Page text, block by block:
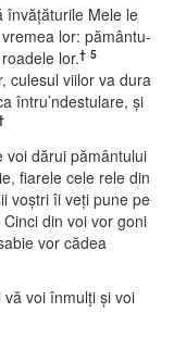
învăţăturile Mele le
lor: pământu-
lor.† 5
culesul viilor va dura
întru’ndestulare, şi
voi dărui pământului
fiarele cele rele din
voştri îi veţi pune pe
Cinci din voi vor goni
vor cădea
voi înmulţi şi voi